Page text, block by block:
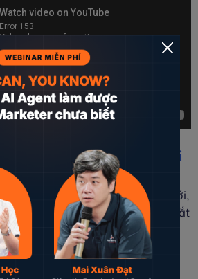
quý: Chấm điểm phân loại
và đang đến gần một quý mới,
của bạn từ quý hiện tại và bắt
tiêu sắp tới.
cho bạn những điều cần biết